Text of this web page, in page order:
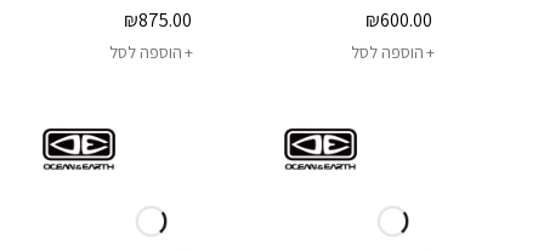
₪600.00
הוספה לסל
₪875.00
הוספה לסל